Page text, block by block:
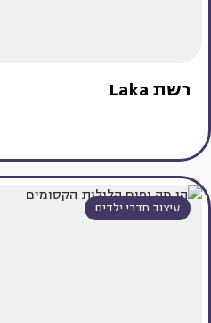
רשת Laka
עיצוב חדרי ילדים